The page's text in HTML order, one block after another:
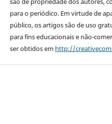
para o periódico. Em virtude de
público, os artigos são de uso
para fins educacionais e não-
ser obtidos em http://